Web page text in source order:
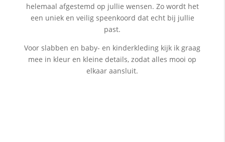
helemaal afgestemd op jullie wensen. Zo wordt het
een uniek en veilig speenkoord dat echt bij jullie
past.
Voor slabben en baby- en kinderkleding kijk ik graag
mee in kleur en kleine details, zodat alles mooi op
elkaar aansluit.